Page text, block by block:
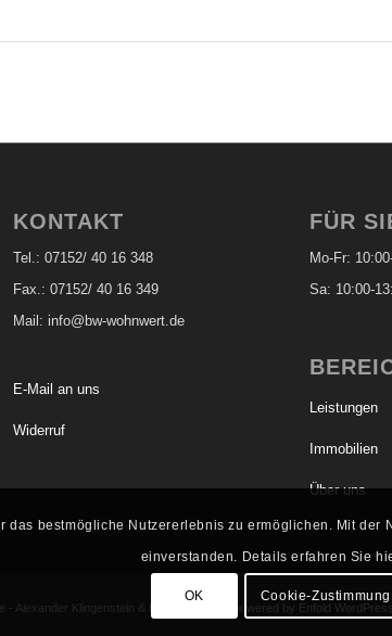
KONTAKT
Tel.: 07152/ 40 16 348
Fax.: 07152/ 40 16 349
Mail: info@bw-wohnwert.de
E-Mail an uns
Widerruf
FÜR
Mo-Fr:
Sa: 10:00-
Leistungen
Immobilien
Über uns
- Alexander Klingenstein & Hagen Glötter - powered by Enfold
das bestmögliche Nutzererlebnis zu ermöglichen. Mit
einverstanden. Details erfahren Sie
OK Cookie-Zustimmung